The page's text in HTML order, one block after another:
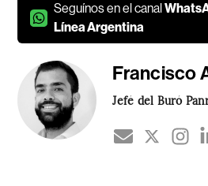
Seguínos en el canal
Línea Argentina
Francisco
Jefé del Buró